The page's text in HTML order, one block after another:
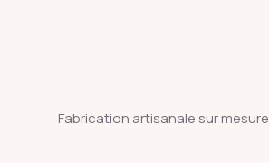
Fabrication artisanale sur mesure